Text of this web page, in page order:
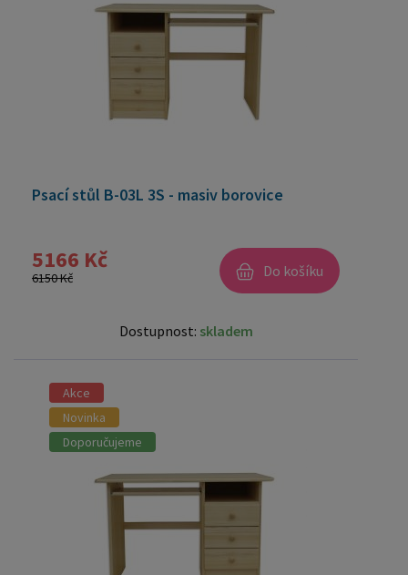
Psací stůl B-03L 3S - masiv borovice
5166 Kč
6150 Kč Do košíku
Dostupnost: skladem
Akce
Novinka
Doporučujeme